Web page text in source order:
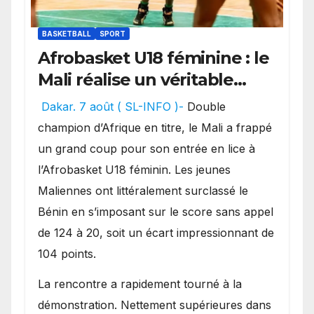
BASKETBALL SPORT
Afrobasket U18 féminine : le
Mali réalise un véritable
festival offensif et inflige
une lourde défaite au
Bénin.
Dakar. 7 août ( SL-INFO )- Double
champion d’Afrique en titre, le Mali a frappé
un grand coup pour son entrée en lice à
l’Afrobasket U18 féminin. Les jeunes
Maliennes ont littéralement surclassé le
Bénin en s’imposant sur le score sans appel
de 124 à 20, soit un écart impressionnant de
104 points.
La rencontre a rapidement tourné à la
démonstration. Nettement supérieures dans